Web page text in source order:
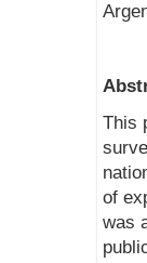
This
of
was